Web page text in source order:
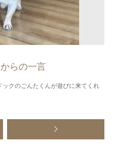
らの一言
クのごんたくんが遊びに来てくれ